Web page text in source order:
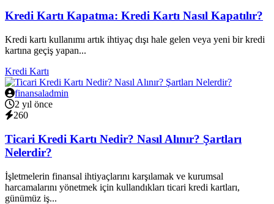
Kredi Kartı Kapatma: Kredi Kartı Nasıl Kapatılır?
Kredi kartı kullanımı artık ihtiyaç dışı hale gelen veya yeni bir kredi
kartına geçiş yapan...
Kredi Kartı
finansaladmin
2 yıl önce
260
Ticari Kredi Kartı Nedir? Nasıl Alınır? Şartları
Nelerdir?
İşletmelerin finansal ihtiyaçlarını karşılamak ve kurumsal
harcamalarını yönetmek için kullandıkları ticari kredi kartları,
günümüz iş...